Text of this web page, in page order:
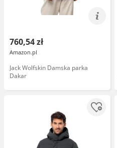
760,54 zł
Amazon.pl
Jack Wolfskin Damska parka
Dakar